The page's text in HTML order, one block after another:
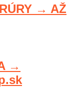
→ AŽ
→